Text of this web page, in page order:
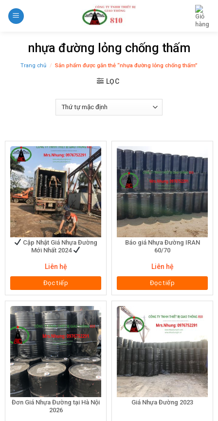
nhựa đường lỏng chống thấm
Trang chủ / Sản phẩm được gắn thẻ “nhựa đường lỏng chống thấm”
LỌC
Cập Nhật Giá Nhựa Đường
Mới Nhất 2024
Liên hệ
Đọc tiếp
Báo giá Nhựa Đường IRAN
60/70
Liên hệ
Đọc tiếp
Đơn Giá Nhựa Đường tại Hà Nội
2026
Giá Nhựa Đường 2023